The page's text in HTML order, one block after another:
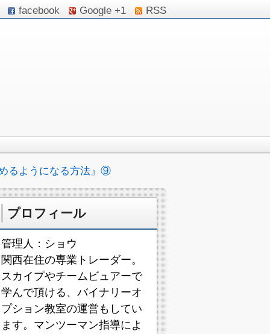
facebook Google +1 RSS
るようになる方法』⑨
プロフィール
管理人：ショウ
関西在住の専業トレーダー。
スカイプやチームビュアーで
学んで頂ける、バイナリーオ
プション教室の運営もしてい
ます。マンツーマン指導によ